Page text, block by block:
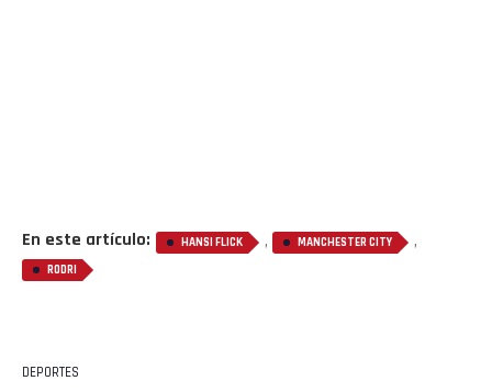
En este artículo: HANSI FLICK , MANCHESTER CITY ,
RODRI
DEPORTES